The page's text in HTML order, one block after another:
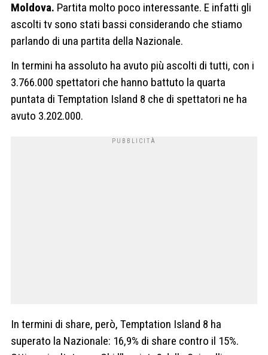
Moldova. Partita molto poco interessante. E infatti gli
ascolti tv sono stati bassi considerando che stiamo
parlando di una partita della Nazionale.
In termini ha assoluto ha avuto più ascolti di tutti, con i
3.766.000 spettatori che hanno battuto la quarta
puntata di Temptation Island 8 che di spettatori ne ha
avuto 3.202.000.
In termini di share, però, Temptation Island 8 ha
superato la Nazionale: 16,9% di share contro il 15%.